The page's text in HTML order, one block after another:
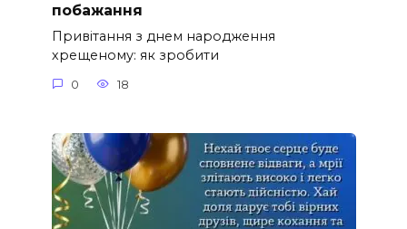
побажання
Привітання з днем народження
хрещеному: як зробити
0 18